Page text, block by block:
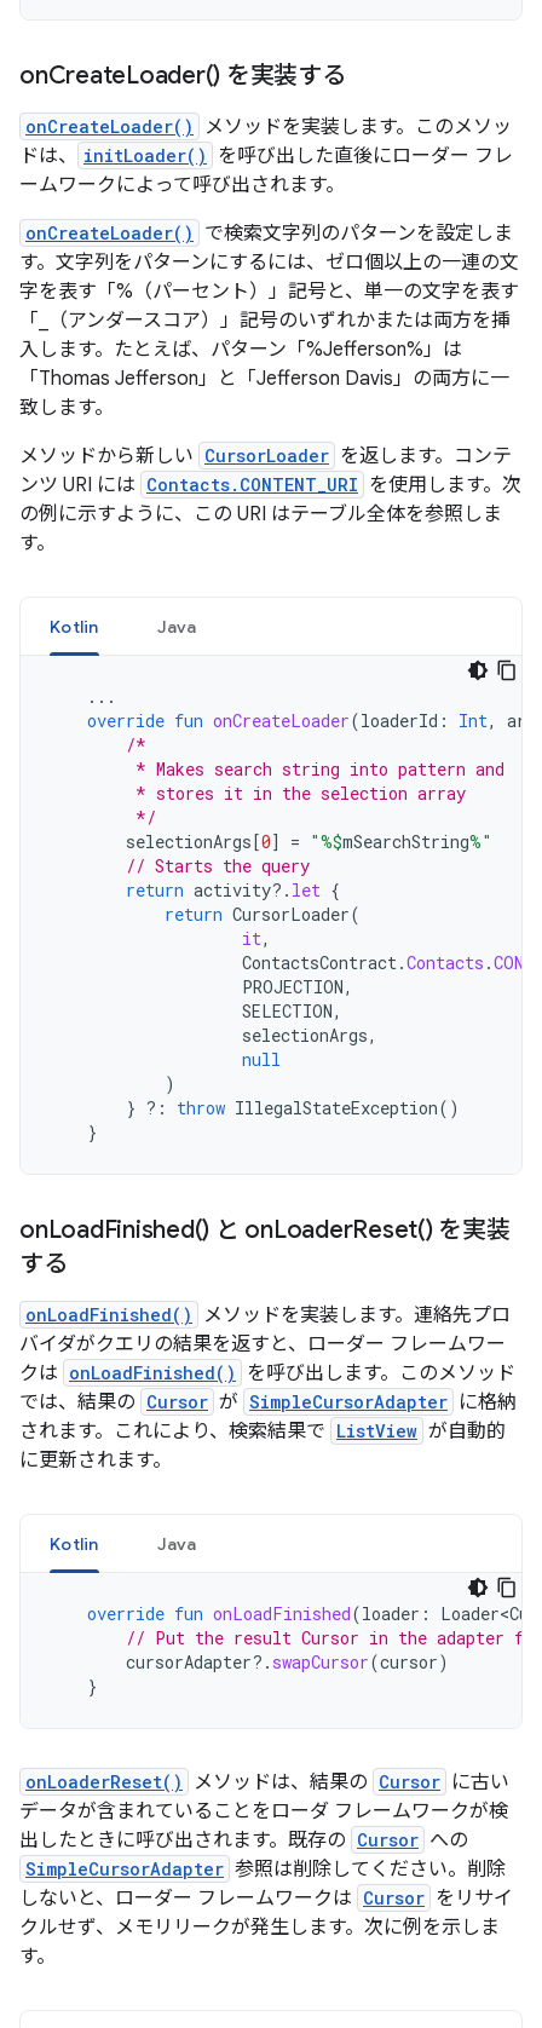
onCreateLoader() を実装する
onCreateLoader()
メソッドを実装します。このメソッ
ドは、
initLoader()
を呼び出した直後にローダー フレ
ームワークによって呼び出されます。
onCreateLoader()
で検索文字列のパターンを設定しま
す。文字列をパターンにするには、ゼロ個以上の一連の文
字を表す「%（パーセント）」記号と、単一の文字を表す
「_（アンダースコア）」記号のいずれかまたは両方を挿
入します。たとえば、パターン「%Jefferson%」は
「Thomas Jefferson」と「Jefferson Davis」の両方に一
致します。
メソッドから新しい CursorLoader を返します。コンテ
ンツ URI には Contacts.CONTENT_URI を使用します。次
の例に示すように、この URI はテーブル全体を参照しま
す。
Kotlin Java
...
override fun onCreateLoader(loaderId : Int,
/*
         * Makes search string into pattern and
         * stores it in the selection array
         */
selectionArgs[0] = "%$mSearchString%"
// Starts the query
return activity?. let {
return CursorLoader(
it,
ContactsContract.Contacts .
PROJECTION,
SELECTION,
selectionArgs,
null
)
} ?: throw IllegalStateException()
}
onLoadFinished() と onLoaderReset() を実装
する
onLoadFinished()
メソッドを実装します。連絡先プロ
バイダがクエリの結果を返すと、ローダー フレームワー
クは onLoadFinished()
を呼び出します。このメソッド
では、結果の Cursor が SimpleCursorAdapter に格納
されます。これにより、検索結果で ListView が自動的
に更新されます。
Kotlin Java
override fun onLoadFinished(loader :
// Put the result Cursor in the adapter
cursorAdapter?. swapCursor(cursor)
}
onLoaderReset() メソッドは、結果の Cursor に古い
データが含まれていることをローダ フレームワークが検
出したときに呼び出されます。既存の Cursor への
SimpleCursorAdapter 参照は削除してください。削除
しないと、ローダー フレームワークは Cursor をリサイ
クルせず、メモリリークが発生します。次に例を示しま
す。